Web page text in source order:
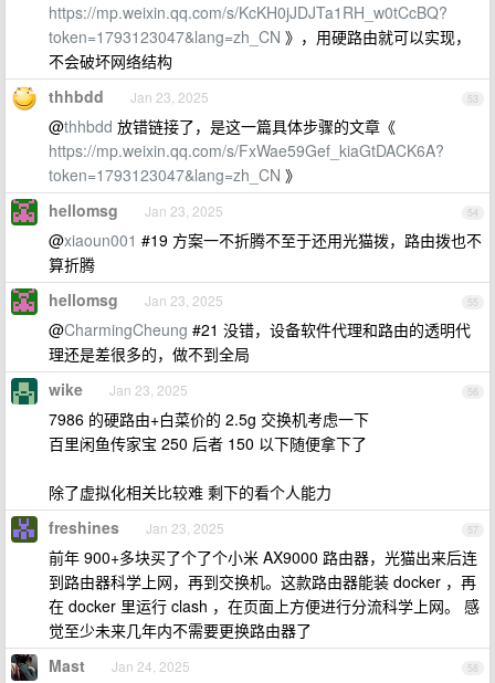
https://mp.weixin.qq.com/s/KcKH0jJDJTa1RH_w0tCcBQ?
token=1793123047&lang=zh_CN 》，用硬路由就可以实现，
不会破坏网络结构
53
thhbdd Jan 23, 2025
@thhbdd 放错链接了，是这一篇具体步骤的文章《
https://mp.weixin.qq.com/s/FxWae59Gef_kiaGtDACK6A?
token=1793123047&lang=zh_CN 》
54
hellomsg Jan 23, 2025
@xiaoun001 #19 方案一不折腾不至于还用光猫拨，路由拨也不
算折腾
55
hellomsg Jan 23, 2025
@CharmingCheung #21 没错，设备软件代理和路由的透明代
理还是差很多的，做不到全局
56
wike Jan 23, 2025
7986 的硬路由+白菜价的 2.5g 交换机考虑一下
百里闲鱼传家宝 250 后者 150 以下随便拿下了
除了虚拟化相关比较难 剩下的看个人能力
57
freshines Jan 23, 2025
前年 900+多块买了个了个小米 AX9000 路由器，光猫出来后连
到路由器科学上网，再到交换机。这款路由器能装 docker ，再
在 docker 里运行 clash ，在页面上方便进行分流科学上网。 感
觉至少未来几年内不需要更换路由器了
58
Mast Jan 24, 2025